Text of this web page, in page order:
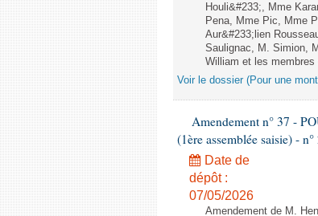
Houli&#233;, Mme
Pena, Mme Pic, Mme
Aur&#233;lien
Saulignac, M. Simion,
William et les
Voir le dossier (Pour une
Amendement n° 37 -
(1ère assemblée saisie) - n°
Date de
dépôt :
07/05/2026
Amendement de M.